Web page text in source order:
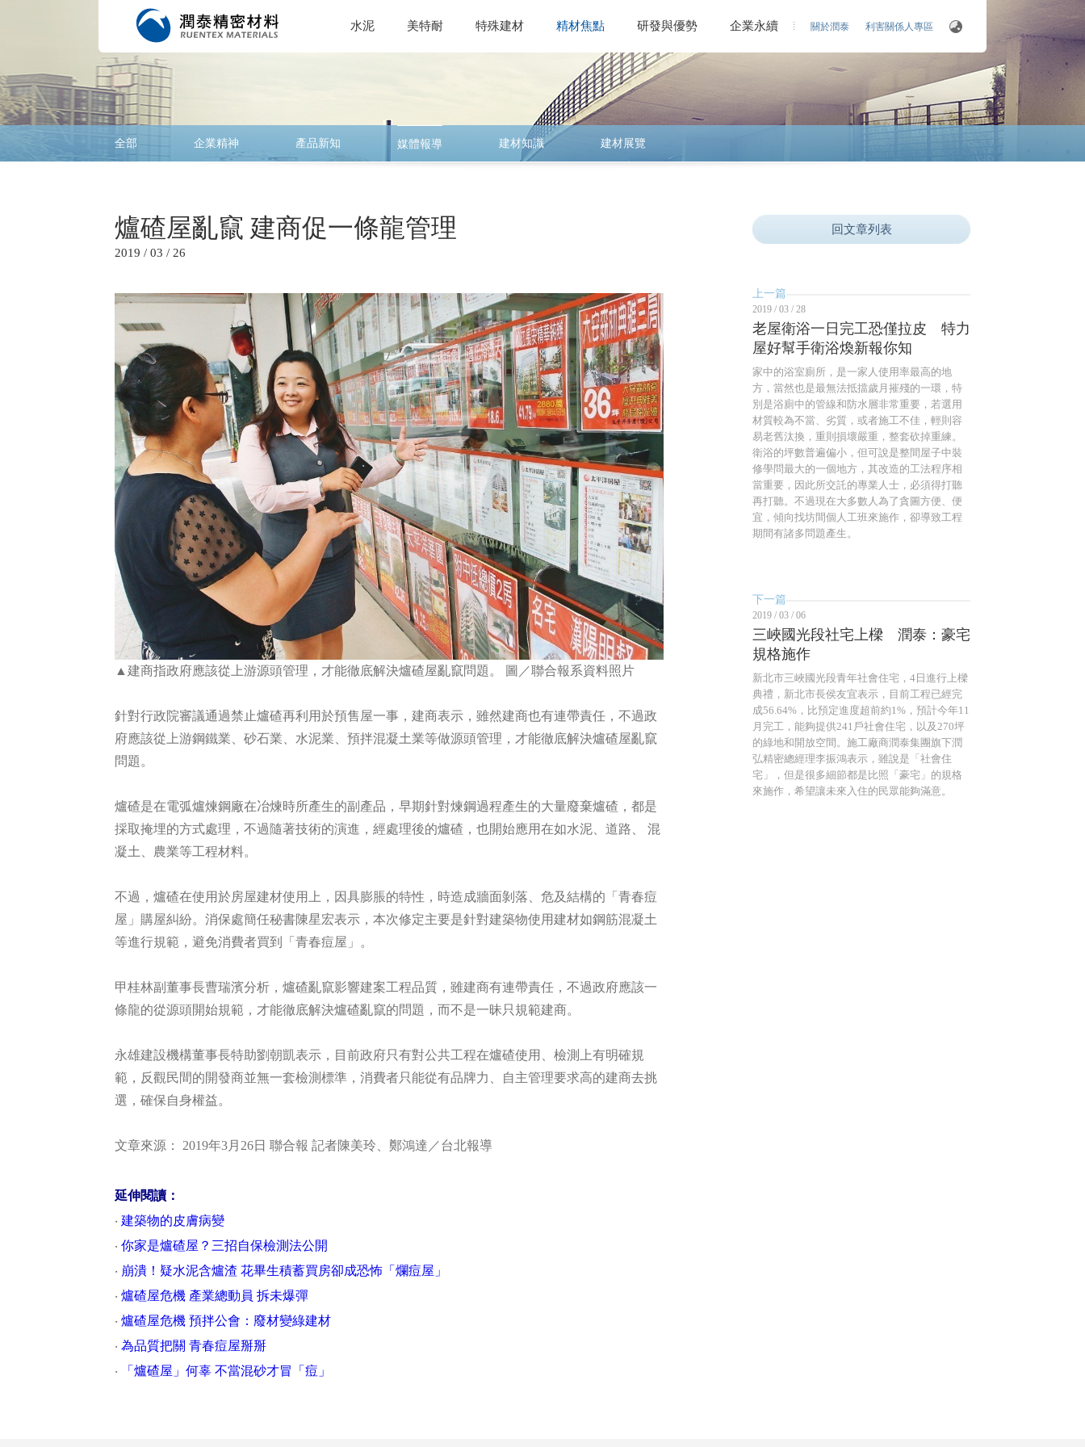
水泥 美特耐 特殊建材 精材焦點 研發與優勢 企業永續 利害關係人專區
關於潤泰
全部 企業精神 產品新知 媒體報導 建材知識 建材展覽
爐碴屋亂竄 建商促一條龍管理
2019 / 03 / 26
▲建商指政府應該從上游源頭管理，才能徹底解決爐碴屋亂竄問題。 圖／聯合報系資料照片
針對行政院審議通過禁止爐碴再利用於預售屋一事，建商表示，雖然建商也有連帶責任，不過政
府應該從上游鋼鐵業、砂石業、水泥業、預拌混凝土業等做源頭管理，才能徹底解決爐碴屋亂竄
問題。
爐碴是在電弧爐煉鋼廠在冶煉時所產生的副產品，早期針對煉鋼過程產生的大量廢棄爐碴，都是
採取掩埋的方式處理，不過隨著技術的演進，經處理後的爐碴，也開始應用在如水泥、道路、 混
凝土、農業等工程材料。
不過，爐碴在使用於房屋建材使用上，因具膨脹的特性，時造成牆面剝落、危及結構的「青春痘
屋」購屋糾紛。消保處簡任秘書陳星宏表示，本次修定主要是針對建築物使用建材如鋼筋混凝土
等進行規範，避免消費者買到「青春痘屋」。
甲桂林副董事長曹瑞濱分析，爐碴亂竄影響建案工程品質，雖建商有連帶責任，不過政府應該一
條龍的從源頭開始規範，才能徹底解決爐碴亂竄的問題，而不是一昧只規範建商。
永雄建設機構董事長特助劉朝凱表示，目前政府只有對公共工程在爐碴使用、檢測上有明確規
範，反觀民間的開發商並無一套檢測標準，消費者只能從有品牌力、自主管理要求高的建商去挑
選，確保自身權益。
文章來源： 2019年3月26日 聯合報 記者陳美玲、鄭鴻達／台北報導
延伸閱讀：
‧ 建築物的皮膚病變
‧ 你家是爐碴屋？三招自保檢測法公開
‧ 崩潰！疑水泥含爐渣 花畢生積蓄買房卻成恐怖「爛痘屋」
‧ 爐碴屋危機 產業總動員 拆未爆彈
‧ 爐碴屋危機 預拌公會：廢材變綠建材
‧ 為品質把關 青春痘屋掰掰
‧
「爐碴屋」何辜 不當混砂才冒「痘」
回文章列表
上一篇
2019 / 03 / 28
老屋衛浴一日完工恐僅拉皮 特力
屋好幫手衛浴煥新報你知
家中的浴室廁所，是一家人使用率最高的地
方，當然也是最無法抵擋歲月摧殘的一環，特
別是浴廁中的管線和防水層非常重要，若選用
材質較為不當、劣質，或者施工不佳，輕則容
易老舊汰換，重則損壞嚴重，整套砍掉重練。
衛浴的坪數普遍偏小，但可說是整間屋子中裝
修學問最大的一個地方，其改造的工法程序相
當重要，因此所交託的專業人士，必須得打聽
再打聽。不過現在大多數人為了貪圖方便、便
宜，傾向找坊間個人工班來施作，卻導致工程
期間有諸多問題產生。
下一篇
2019 / 03 / 06
三峽國光段社宅上樑 潤泰：豪宅
規格施作
新北市三峽國光段青年社會住宅，4日進行上樑
典禮，新北市長侯友宜表示，目前工程已經完
成56.64%，比預定進度超前約1%，預計今年11
月完工，能夠提供241戶社會住宅，以及270坪
的綠地和開放空間。施工廠商潤泰集團旗下潤
弘精密總經理李振鴻表示，雖說是「社會住
宅」，但是很多細節都是比照「豪宅」的規格
來施作，希望讓未來入住的民眾能夠滿意。